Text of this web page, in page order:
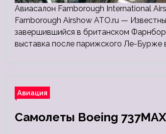
Авиасалон Farnborough International
Farnborough Airshow ATO.ru —
завершившийся в британском
выставка после парижского Ле-Бурже
Авиация
Самолеты Boeing